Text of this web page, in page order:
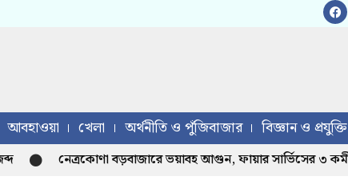
আবহাওয়া খেলা অর্থনীতি ও পুঁজিবাজার বিজ্ঞান ও প্রযুক্তি
নেত্রকোণা বড়বাজারে ভয়াবহ আগুন, ফায়ার সার্ভিসের ৩ কর্মী আহত